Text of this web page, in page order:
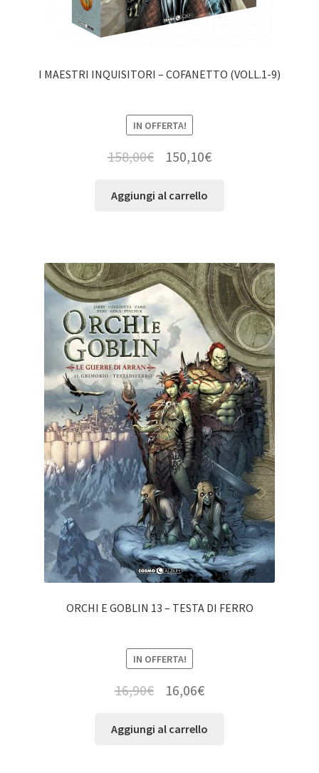
I MAESTRI INQUISITORI – COFANETTO (VOLL.1-9)
IN OFFERTA!
158,00€ 150,10€
Aggiungi al carrello
ORCHI E GOBLIN 13 – TESTA DI FERRO
IN OFFERTA!
16,90€ 16,06€
Aggiungi al carrello